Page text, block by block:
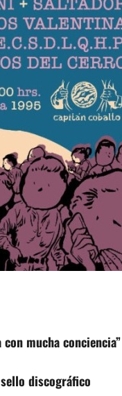
mucha conciencia”
discográfico